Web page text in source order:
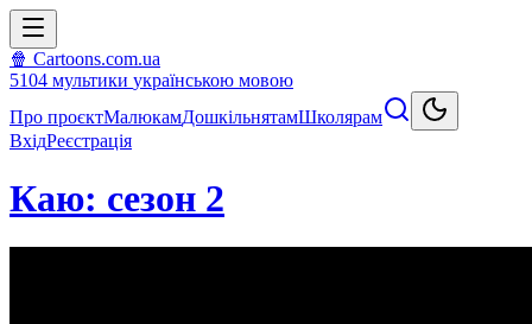
🍿 Cartoons.com.ua
5104 мультики українською мовою
Про проєктМалюкамДошкільнятамШколярам
ВхідРеєстрація
Каю: сезон 2